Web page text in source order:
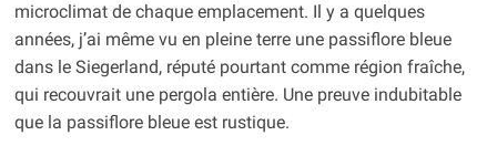
microclimat de chaque emplacement. Il y a quelques
années, j’ai même vu en pleine terre une passiflore bleue
dans le Siegerland, réputé pourtant comme région fraîche,
qui recouvrait une pergola entière. Une preuve indubitable
que la passiflore bleue est rustique.